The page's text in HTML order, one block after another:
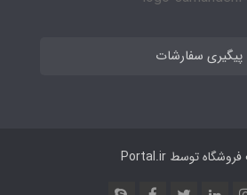
پیگیری سفارشات
توسطPortal.ir